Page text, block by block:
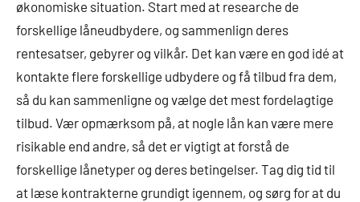
økonomiske situation. Start med at researche de
forskellige låneudbydere, og sammenlign deres
rentesatser, gebyrer og vilkår. Det kan være en god idé at
kontakte flere forskellige udbydere og få tilbud fra dem,
så du kan sammenligne og vælge det mest fordelagtige
tilbud. Vær opmærksom på, at nogle lån kan være mere
risikable end andre, så det er vigtigt at forstå de
forskellige lånetyper og deres betingelser. Tag dig tid til
at læse kontrakterne grundigt igennem, og sørg for at du